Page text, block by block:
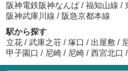
阪神電鉄阪神なんば / 福知山線 /
阪神武庫川線 / 阪急京都本線
駅から探す
立花 / 武庫之荘 / 塚口 / 出屋敷 /
甲子園口 / 尼崎 / 尼崎 / 西宮北口 /